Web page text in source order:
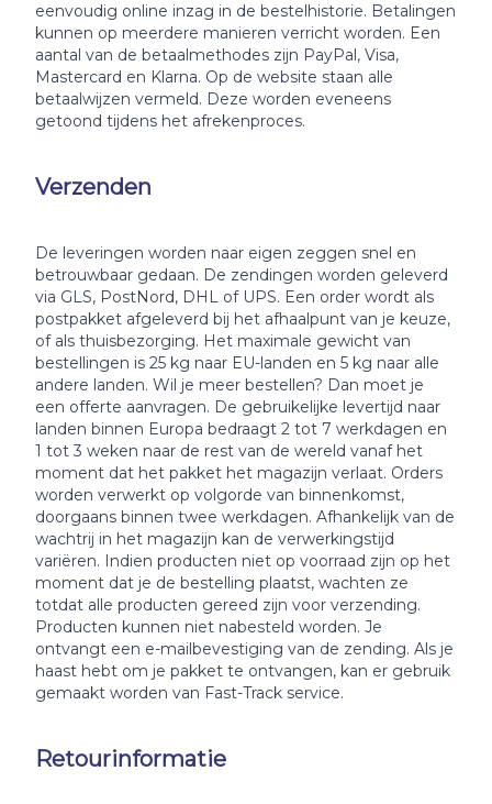
eenvoudig online inzag in de bestelhistorie. Betalingen
kunnen op meerdere manieren verricht worden. Een
aantal van de betaalmethodes zijn PayPal, Visa,
Mastercard en Klarna. Op de website staan alle
betaalwijzen vermeld. Deze worden eveneens
getoond tijdens het afrekenproces.
Verzenden
De leveringen worden naar eigen zeggen snel en
betrouwbaar gedaan. De zendingen worden geleverd
via GLS, PostNord, DHL of UPS. Een order wordt als
postpakket afgeleverd bij het afhaalpunt van je keuze,
of als thuisbezorging. Het maximale gewicht van
bestellingen is 25 kg naar EU-landen en 5 kg naar alle
andere landen. Wil je meer bestellen? Dan moet je
een offerte aanvragen. De gebruikelijke levertijd naar
landen binnen Europa bedraagt 2 tot 7 werkdagen en
1 tot 3 weken naar de rest van de wereld vanaf het
moment dat het pakket het magazijn verlaat. Orders
worden verwerkt op volgorde van binnenkomst,
doorgaans binnen twee werkdagen. Afhankelijk van de
wachtrij in het magazijn kan de verwerkingstijd
variëren. Indien producten niet op voorraad zijn op het
moment dat je de bestelling plaatst, wachten ze
totdat alle producten gereed zijn voor verzending.
Producten kunnen niet nabesteld worden. Je
ontvangt een e-mailbevestiging van de zending. Als je
haast hebt om je pakket te ontvangen, kan er gebruik
gemaakt worden van Fast-Track service.
Retourinformatie